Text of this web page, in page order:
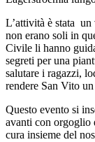
L’attività è stata
non erano soli in
Civile li hanno
segreti per una
salutare i ragazzi,
rendere San Vito
Questo evento si
avanti con orgoglio
cura insieme del